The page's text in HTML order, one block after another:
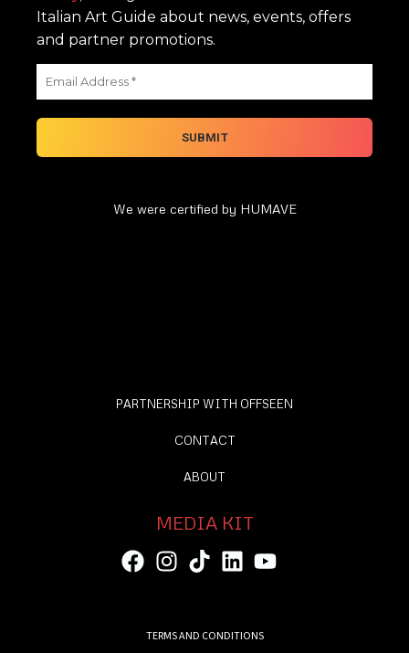
Italian Art Guide about news, events, offers
and partner promotions.
We were certified by HUMAVE
PARTNERSHIP WITH OFFSEEN
CONTACT
ABOUT
MEDIA KIT
TERMS AND CONDITIONS